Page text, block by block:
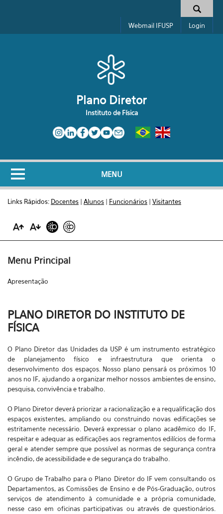
Formulário de busca
Webmail IFUSP Login
Plano Diretor
Instituto de Física
MENU
Links Rápidos: Docentes | Alunos | Funcionários | Visitantes
Menu Principal
Apresentação
PLANO DIRETOR DO INSTITUTO DE
FÍSICA
O Plano Diretor das Unidades da USP é um instrumento estratégico
de planejamento físico e infraestrutura que orienta o
desenvolvimento dos espaços. Nosso plano pensará os próximos 10
anos no IF, ajudando a organizar melhor nossos ambientes de ensino,
pesquisa, convivência e trabalho.
O Plano Diretor deverá priorizar a racionalização e a requalificação dos
espaços existentes, ampliando ou construindo novas edificações se
estritamente necessário. Deverá expressar o plano acadêmico do IF,
respeitar e adequar as edificações aos regramentos edilícios de forma
geral e atender sempre que possível as normas de segurança contra
incêndio, de acessibilidade e de segurança do trabalho.
O Grupo de Trabalho para o Plano Diretor do IF vem consultando os
Departamentos, as Comissões de Ensino e de Pós-Graduação, outros
serviços de atendimento à comunidade e a própria comunidade,
nesse caso em oficinas participativas ou através de questionários.